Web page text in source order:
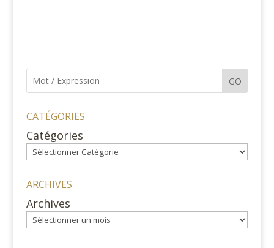
GO
CATÉGORIES
Catégories
ARCHIVES
Archives